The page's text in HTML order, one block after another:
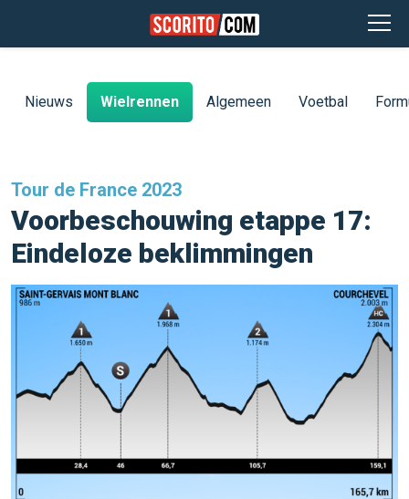
Nieuws Wielrennen Algemeen Voetbal
Tour de France 2023
Voorbeschouwing etappe 17:
Eindeloze beklimmingen